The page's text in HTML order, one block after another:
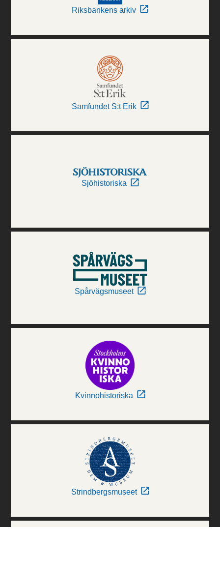
Riksbankens arkiv
Samfundet S:t Erik
Sjöhistoriska
Spårvägsmuseet
Kvinnohistoriska
Strindbergsmuseet